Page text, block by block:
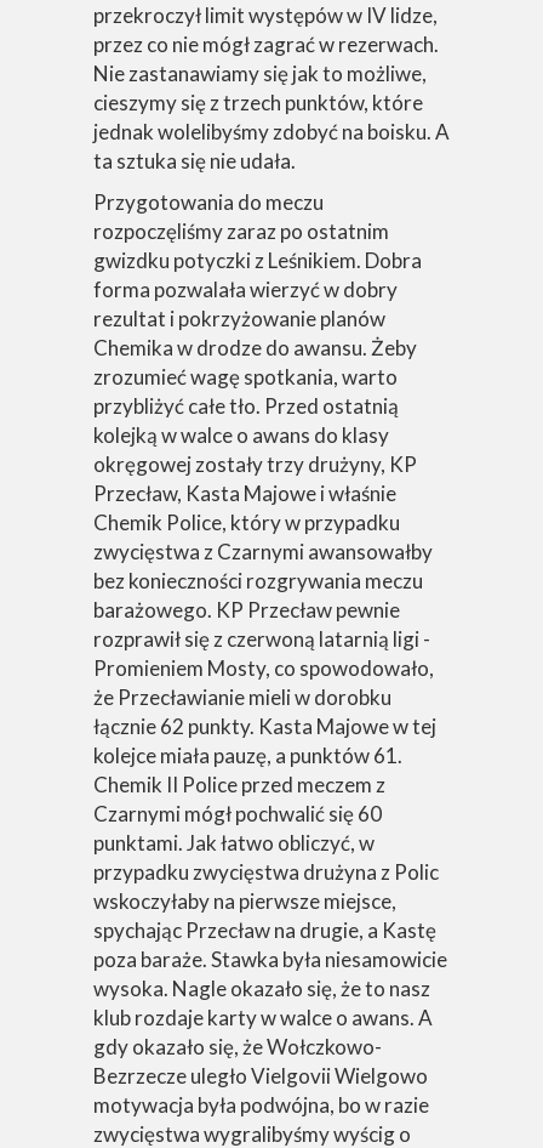
przekroczył limit występów w IV lidze,
przez co nie mógł zagrać w rezerwach.
Nie zastanawiamy się jak to możliwe,
cieszymy się z trzech punktów, które
jednak wolelibyśmy zdobyć na boisku. A
ta sztuka się nie udała.
Przygotowania do meczu
rozpoczęliśmy zaraz po ostatnim
gwizdku potyczki z Leśnikiem. Dobra
forma pozwalała wierzyć w dobry
rezultat i pokrzyżowanie planów
Chemika w drodze do awansu. Żeby
zrozumieć wagę spotkania, warto
przybliżyć całe tło. Przed ostatnią
kolejką w walce o awans do klasy
okręgowej zostały trzy drużyny, KP
Przecław, Kasta Majowe i właśnie
Chemik Police, który w przypadku
zwycięstwa z Czarnymi awansowałby
bez konieczności rozgrywania meczu
barażowego. KP Przecław pewnie
rozprawił się z czerwoną latarnią ligi -
Promieniem Mosty, co spowodowało,
że Przecławianie mieli w dorobku
łącznie 62 punkty. Kasta Majowe w tej
kolejce miała pauzę, a punktów 61.
Chemik II Police przed meczem z
Czarnymi mógł pochwalić się 60
punktami. Jak łatwo obliczyć, w
przypadku zwycięstwa drużyna z Polic
wskoczyłaby na pierwsze miejsce,
spychając Przecław na drugie, a Kastę
poza baraże. Stawka była niesamowicie
wysoka. Nagle okazało się, że to nasz
klub rozdaje karty w walce o awans. A
gdy okazało się, że Wołczkowo-
Bezrzecze uległo Vielgovii Wielgowo
motywacja była podwójna, bo w razie
zwycięstwa wygralibyśmy wyścig o